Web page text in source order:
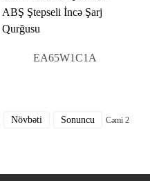
EA65W1C1A
Növbəti Sonuncu Cəmi 2